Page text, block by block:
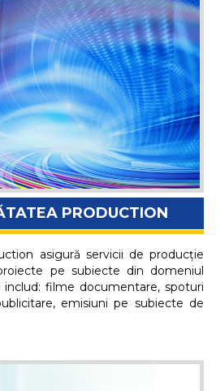
PRODUCTION
asigură servicii de producție
pe subiecte din domeniul
filme documentare, spoturi
emisiuni pe subiecte de